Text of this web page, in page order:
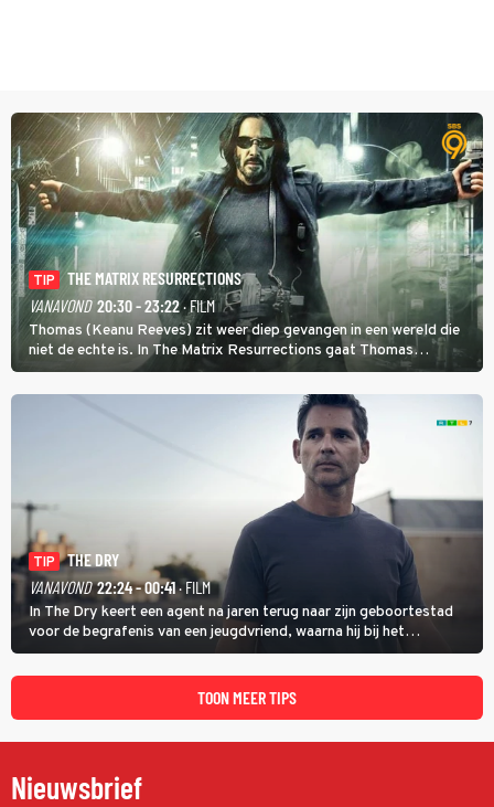
TIP
THE MATRIX RESURRECTIONS
VANAVOND 20:30 - 23:22· FILM
Thomas (Keanu Reeves) zit weer diep gevangen in een wereld die
niet de echte is. In The Matrix Resurrections gaat Thomas
proberen uit deze schijnwereld te ontsnappen.
TIP
THE DRY
VANAVOND 22:24 - 00:41· FILM
In The Dry keert een agent na jaren terug naar zijn geboortestad
voor de begrafenis van een jeugdvriend, waarna hij bij het
onderzoeken van diens dood een verband begint te vermoeden
met een oude zaak.
TOON MEER TIPS
Nieuwsbrief